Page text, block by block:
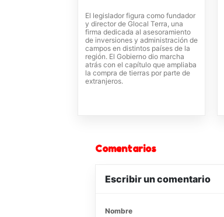
El legislador figura como fundador
y director de Glocal Terra, una
firma dedicada al asesoramiento
de inversiones y administración de
campos en distintos países de la
región. El Gobierno dio marcha
atrás con el capítulo que ampliaba
la compra de tierras por parte de
extranjeros.
Comentarios
Escribir un comentario
Nombre